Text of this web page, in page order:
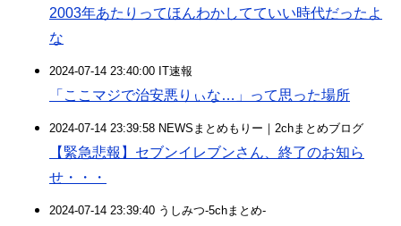
2003年あたりってほんわかしてていい時代だったよ
な
2024-07-14 23:40:00 IT速報
「ここマジで治安悪りぃな…」って思った場所
2024-07-14 23:39:58 NEWSまとめもりー｜2chまとめブログ
【緊急悲報】セブンイレブンさん、終了のお知ら
せ・・・
2024-07-14 23:39:40 うしみつ-5chまとめ-